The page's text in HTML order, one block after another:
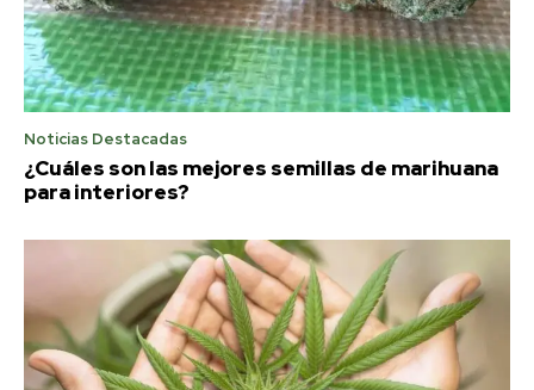
Noticias Destacadas
¿Cuáles son las mejores semillas de marihuana
para interiores?